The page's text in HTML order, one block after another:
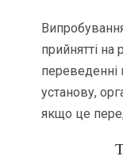
прийнятті на
переведенні
установу,
якщо це